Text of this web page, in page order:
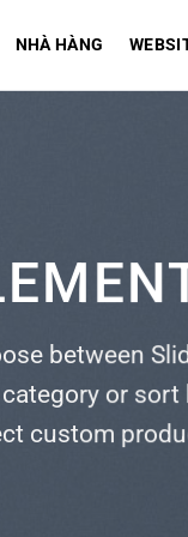
NHÀ HÀNG
between
or sort
custom